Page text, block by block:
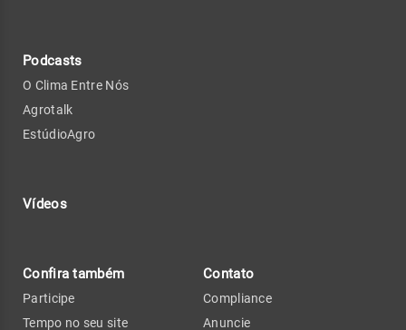
Podcasts
O Clima Entre Nós
Agrotalk
EstúdioAgro
Vídeos
Confira também
Participe
Tempo no seu site
Contato
Compliance
Anuncie